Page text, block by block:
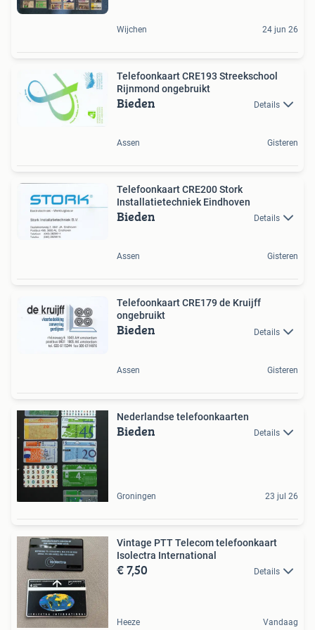
Wijchen 24 jun 26
Telefoonkaart CRE193 Streekschool
Rijnmond ongebruikt
Bieden Details
Assen Gisteren
Telefoonkaart CRE200 Stork
Installatietechniek Eindhoven
Bieden Details
Assen Gisteren
Telefoonkaart CRE179 de Kruijff
ongebruikt
Bieden Details
Assen Gisteren
Nederlandse telefoonkaarten
Bieden Details
Groningen 23 jul 26
Vintage PTT Telecom telefoonkaart
Isolectra International
€ 7,50 Details
Heeze Vandaag